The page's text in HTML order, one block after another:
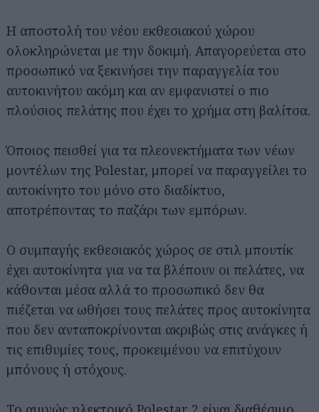
Η αποστολή του νέου εκθεσιακού χώρου
ολοκληρώνεται με την δοκιμή. Απαγορεύεται στο
προσωπικό να ξεκινήσει την παραγγελία του
αυτοκινήτου ακόμη και αν εμφανιστεί ο πιο
πλούσιος πελάτης που έχει το χρήμα στη βαλίτσα.
Όποιος πεισθεί για τα πλεονεκτήματα των νέων
μοντέλων της Polestar, μπορεί να παραγγείλει το
αυτοκίνητο του μόνο στο διαδίκτυο,
αποτρέποντας το παζάρι των εμπόρων.
Ο συμπαγής εκθεσιακός χώρος σε στιλ μπουτίκ
έχει αυτοκίνητα για να τα βλέπουν οι πελάτες, να
κάθονται μέσα αλλά το προσωπικό δεν θα
πιέζεται να ωθήσει τους πελάτες προς αυτοκίνητα
που δεν ανταποκρίνονται ακριβώς στις ανάγκες ή
τις επιθυμίες τους, προκειμένου να επιτύχουν
μπόνους ή στόχους.